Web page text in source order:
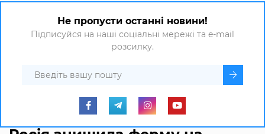
Не пропусти останні новини!
Підписуйся на наші соціальні мережі та e-mail
розсилку.